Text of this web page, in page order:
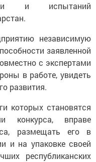
и испытаний
независимую
заявленной
с экспертами
в работе, увидеть
развития.
которых становятся
конкурса, вправе
размещать его в
и на упаковке своей
республиканских